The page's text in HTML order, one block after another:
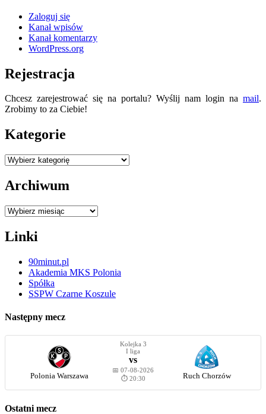
Zaloguj się
Kanał wpisów
Kanał komentarzy
WordPress.org
Rejestracja
Chcesz zarejestrować się na portalu? Wyślij nam login na mail.
Zrobimy to za Ciebie!
Kategorie
Kategorie
Archiwum
Archiwum
Linki
90minut.pl
Akademia MKS Polonia
Spółka
SSPW Czarne Koszule
Następny mecz
Polonia Warszawa
Kolejka 3
I liga
vs
📅 07-08-2026
⏱️ 20:30
Ruch Chorzów
Ostatni mecz